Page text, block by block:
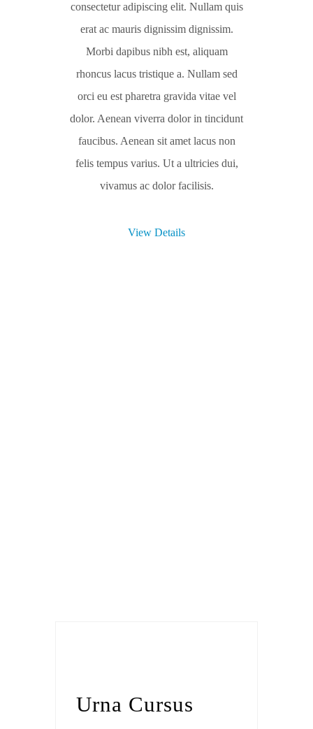
consectetur adipiscing elit. Nullam quis
erat ac mauris dignissim dignissim.
Morbi dapibus nibh est, aliquam
rhoncus lacus tristique a. Nullam sed
orci eu est pharetra gravida vitae vel
dolor. Aenean viverra dolor in tincidunt
faucibus. Aenean sit amet lacus non
felis tempus varius. Ut a ultricies dui,
vivamus ac dolor facilisis.
View Details
Urna Cursus